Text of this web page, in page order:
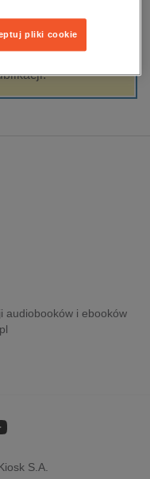
informatyka
Filtrowanie
audiobooków i ebooków
S.A.
pliki cookie